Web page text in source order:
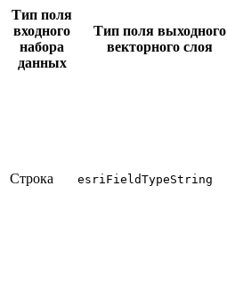
Тип поля
входного
набора
данных
Тип поля выходного
векторного слоя
Строка esriFieldTypeString